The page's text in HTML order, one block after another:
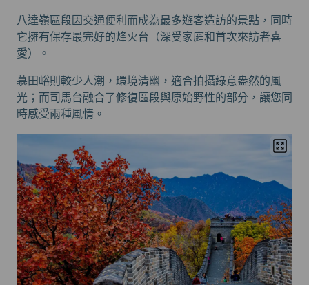
八達嶺區段因交通便利而成為最多遊客造訪的景點，同時
它擁有保存最完好的烽火台（深受家庭和首次來訪者喜
愛）。
慕田峪則較少人潮，環境清幽，適合拍攝綠意盎然的風
光；而司馬台融合了修復區段與原始野性的部分，讓您同
時感受兩種風情。